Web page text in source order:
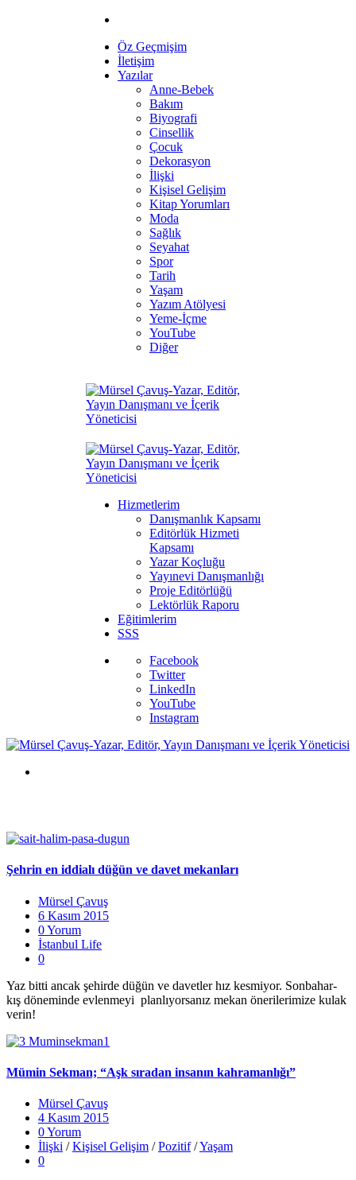
Öz Geçmişim
İletişim
Yazılar
Anne-Bebek
Bakım
Biyografi
Cinsellik
Çocuk
Dekorasyon
İlişki
Kişisel Gelişim
Kitap Yorumları
Moda
Sağlık
Seyahat
Spor
Tarih
Yaşam
Yazım Atölyesi
Yeme-İçme
YouTube
Diğer
Hizmetlerim
Danışmanlık Kapsamı
Editörlük Hizmeti
Kapsamı
Yazar Koçluğu
Yayınevi Danışmanlığı
Proje Editörlüğü
Lektörlük Raporu
Eğitimlerim
SSS
Facebook
Twitter
LinkedIn
YouTube
Instagram
Şehrin en iddialı düğün ve davet mekanları
Mürsel Çavuş
6 Kasım 2015
0 Yorum
İstanbul Life
0
Yaz bitti ancak şehirde düğün ve davetler hız kesmiyor. Sonbahar-
kış döneminde evlenmeyi planlıyorsanız mekan önerilerimize kulak
verin!
Mümin Sekman; “Aşk sıradan insanın kahramanlığı”
Mürsel Çavuş
4 Kasım 2015
0 Yorum
İlişki /Kişisel Gelişim /Pozitif/Yaşam
0